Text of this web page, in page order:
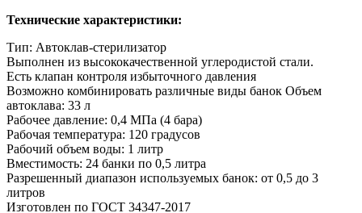
Технические характеристики:
Тип: Автоклав-стерилизатор
Выполнен из высококачественной углеродистой стали.
Есть клапан контроля избыточного давления
Возможно комбинировать различные виды банок Объем
автоклава: 33 л
Рабочее давление: 0,4 МПа (4 бара)
Рабочая температура: 120 градусов
Рабочий объем воды: 1 литр
Вместимость: 24 банки по 0,5 литра
Разрешенный диапазон используемых банок: от 0,5 до 3
литров
Изготовлен по ГОСТ 34347-2017